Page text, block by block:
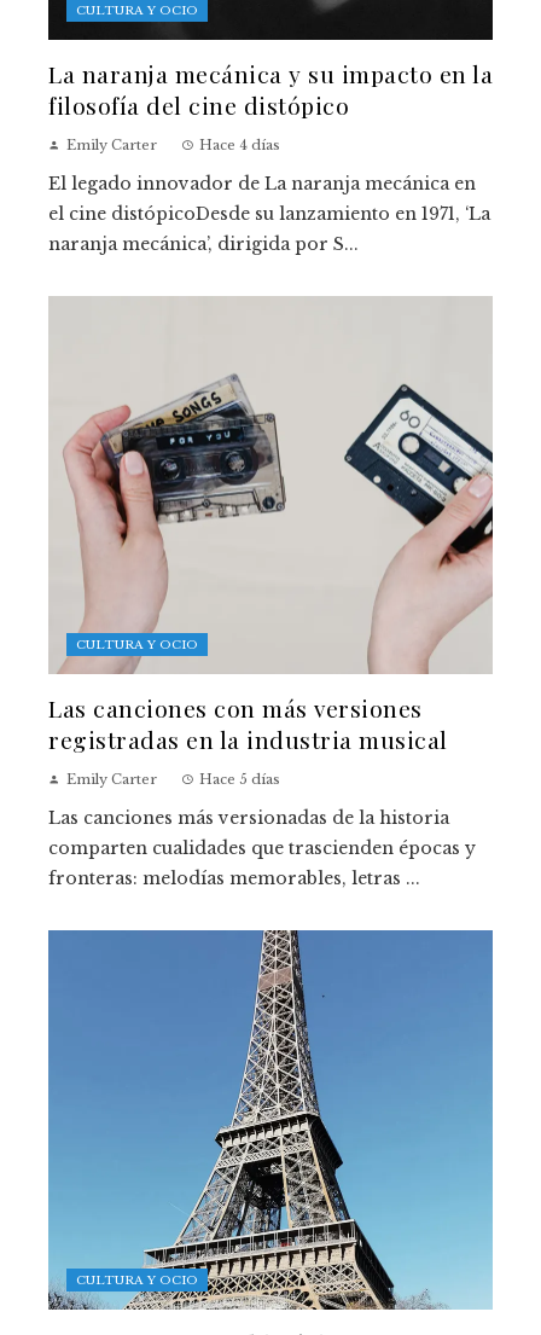
CULTURA Y OCIO
La naranja mecánica y su impacto en la
filosofía del cine distópico
Emily Carter Hace 4 días
El legado innovador de La naranja mecánica en
el cine distópicoDesde su lanzamiento en 1971, ‘La
naranja mecánica’, dirigida por S...
CULTURA Y OCIO
Las canciones con más versiones
registradas en la industria musical
Emily Carter Hace 5 días
Las canciones más versionadas de la historia
comparten cualidades que trascienden épocas y
fronteras: melodías memorables, letras ...
CULTURA Y OCIO